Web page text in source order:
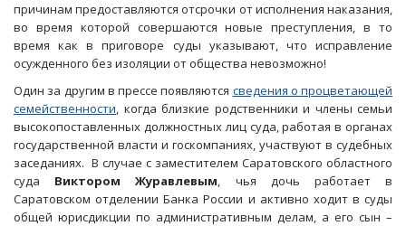
причинам предоставляются отсрочки от исполнения наказания,
во время которой совершаются новые преступления, в то
время как в приговоре суды указывают, что исправление
осужденного без изоляции от общества невозможно!
Один за другим в прессе появляются сведения о процветающей
семейственности, когда близкие родственники и члены семьи
высокопоставленных должностных лиц суда, работая в органах
государственной власти и госкомпаниях, участвуют в судебных
заседаниях. В случае с заместителем Саратовского областного
суда Виктором Журавлевым, чья дочь работает в
Саратовском отделении Банка России и активно ходит в суды
общей юрисдикции по административным делам, а его сын –